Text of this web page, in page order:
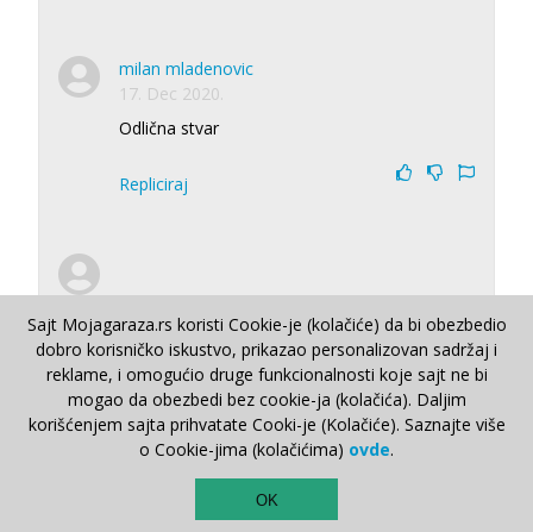
milan mladenovic
17. Dec 2020.
Odlična stvar
Repliciraj
Pošalji
Sajt Mojagaraza.rs koristi Cookie-je (kolačiće) da bi obezbedio
dobro korisničko iskustvo, prikazao personalizovan sadržaj i
reklame, i omogućio druge funkcionalnosti koje sajt ne bi
mogao da obezbedi bez cookie-ja (kolačića). Daljim
korišćenjem sajta prihvatate Cooki-je (Kolačiće). Saznajte više
o Cookie-jima (kolačićima) ovde.
OK